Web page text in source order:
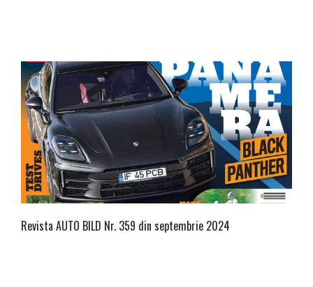
Revista AUTO BILD Nr. 359 din septembrie 2024